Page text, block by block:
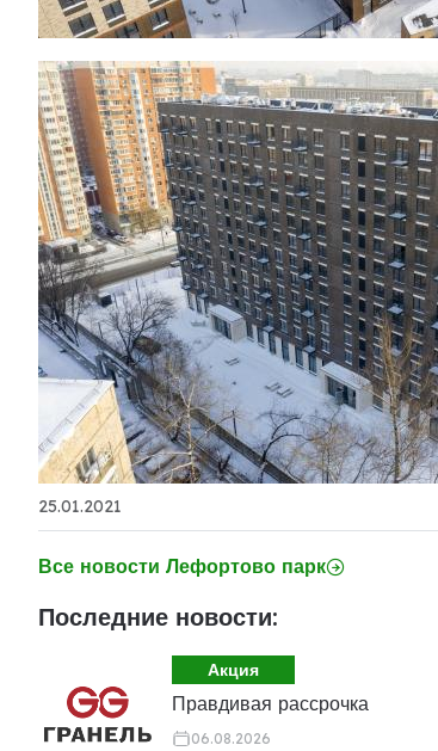
25.01.2021
Все новости Лефортово парк
Последние новости:
Акция
Правдивая рассрочка
06.08.2026